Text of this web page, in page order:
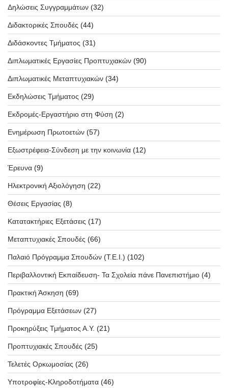
Δηλώσεις Συγγραμμάτων (32)
Διδακτορικές Σπουδές (44)
Διδάσκοντες Τμήματος (31)
Διπλωματικές Εργασίες Προπτυχιακών (90)
Διπλωματικές Μεταπτυχιακών (34)
Εκδηλώσεις Τμήματος (29)
Εκδρομές-Εργαστήριο στη Φύση (2)
Ενημέρωση Πρωτοετών (57)
Εξωστρέφεια-Σύνδεση με την κοινωνία (12)
Έρευνα (9)
Ηλεκτρονική Αξιολόγηση (22)
Θέσεις Εργασίας (8)
Κατατακτήριες Εξετάσεις (17)
Μεταπτυχιακές Σπουδές (66)
Παλαιό Πρόγραμμα Σπουδών (T.E.I.) (102)
Περιβαλλοντική Εκπαίδευση- Τα Σχολεία πάνε Πανεπιστήμιο (4)
Πρακτική Άσκηση (69)
Πρόγραμμα Εξετάσεων (27)
Προκηρύξεις Τμήματος Α.Υ. (21)
Προπτυχιακές Σπουδές (25)
Τελετές Ορκωμοσίας (26)
Υποτροφίες-Κληροδοτήματα (46)